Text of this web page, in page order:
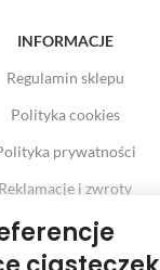
INFORMACJE
Regulamin sklepu
Polityka cookies
prywatności
Reklamacje i zwroty
odstąpienia od umowy